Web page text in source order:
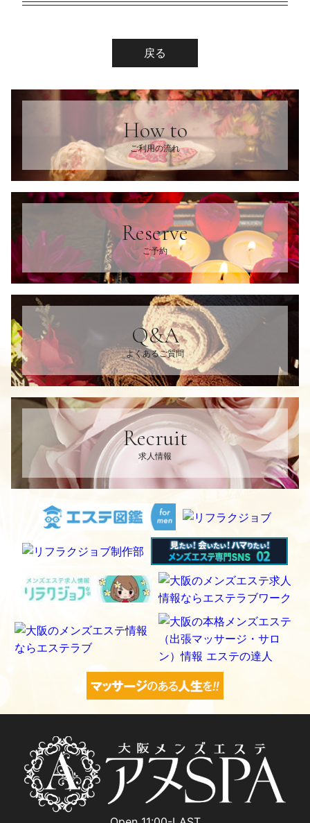
戻る
How to
ご利用の流れ
Reserve
ご予約
Q&A
よくあるご質問
Recruit
求人情報